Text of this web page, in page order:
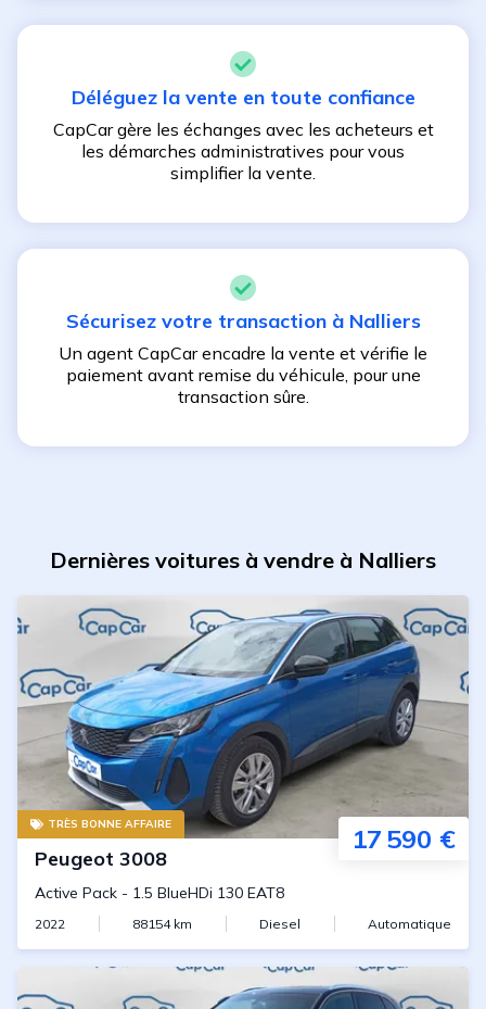
Déléguez la vente en toute confiance
CapCar gère les échanges avec les acheteurs et
les démarches administratives pour vous
simplifier la vente.
Sécurisez votre transaction à Nalliers
Un agent CapCar encadre la vente et vérifie le
paiement avant remise du véhicule, pour une
transaction sûre.
Dernières voitures à vendre à Nalliers
TRÈS BONNE AFFAIRE 17 590 €
Peugeot 3008
Active Pack - 1.5 BlueHDi 130 EAT8
2022 88154km Diesel Automatique